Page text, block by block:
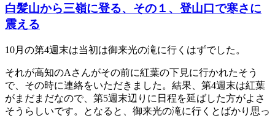
白髪山から三嶺に登る、その１、登山口で寒さに
震える
10月の第4週末は当初は御来光の滝に行くはずでした。
それが高知のAさんがその前に紅葉の下見に行かれたそう
で、その時に連絡をいただきました。結果、第4週末は紅葉
がまだまだなので、第5週末辺りに日程を延ばした方がよさ
そうらしいです。となると、御来光の滝に行くとばかり思っ